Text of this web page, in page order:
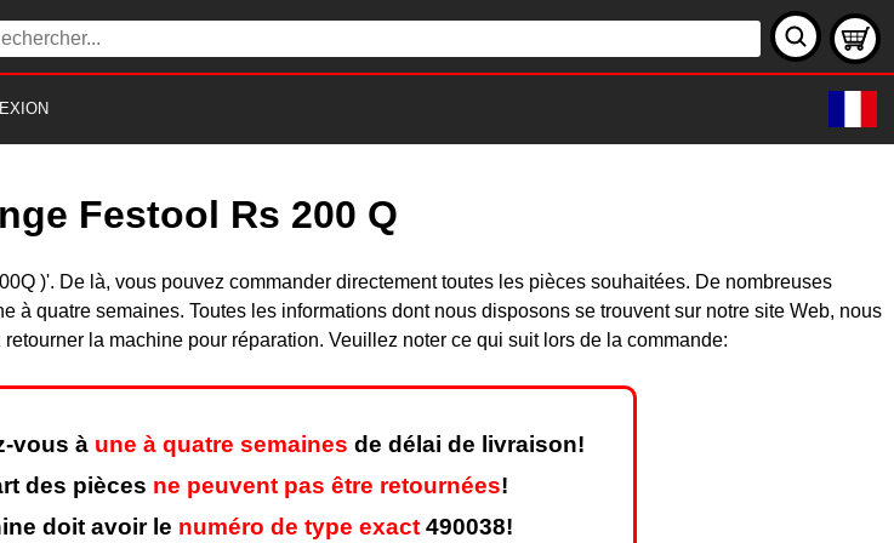
Festool Rs 200 Q
)'. De là, vous pouvez commander directement toutes les pièces souhaitées. De nombreuses
quatre semaines. Toutes les informations dont nous disposons se trouvent sur notre site Web, nous
la machine pour réparation. Veuillez noter ce qui suit lors de la commande:
vous à une à quatre semaines de délai de livraison!
des pièces ne peuvent pas être retournées!
doit avoir le numéro de type exact 490038!